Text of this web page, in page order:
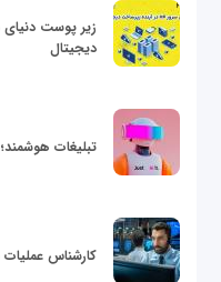
دیجیتال
تبلیغات
کارشناس